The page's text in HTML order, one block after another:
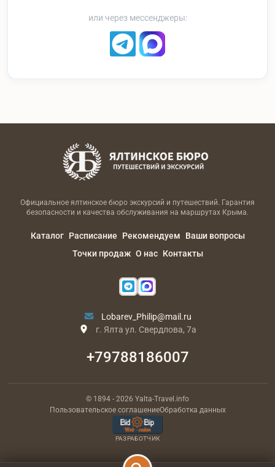
или через мессенджеры:
Официальное ялтинское бюро экскурсий и путешествий. Гарантия
безопасности и качества обслуживания на маршрутах Крыма.
Каталог Расписание Рекомендуем
Ваши вопросы
Точки продаж О нас Контакты
Lobarev_Philip@mail.ru
г. Ялта ул. Свердлова, 7а
+79788186007
© 1894 - 2026 Yalta-Travel.info
Пользовательское соглашениеОбработка данных
РАЗРАБОТЧИК